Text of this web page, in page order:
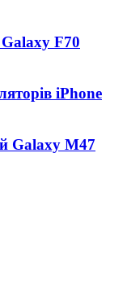
F70
iPhone
Galaxy M47